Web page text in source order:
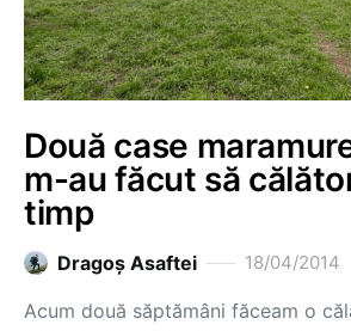
Două case
m-au făcut să
timp
Dragoş Asaftei 18/04/2014
Acum două săptămâni făceam o